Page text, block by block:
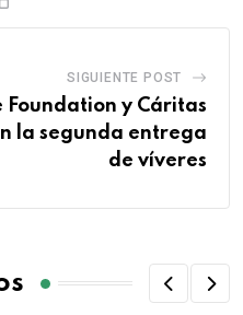
SIGUIENTE POST
Foundation y Cáritas
la segunda entrega
de víveres